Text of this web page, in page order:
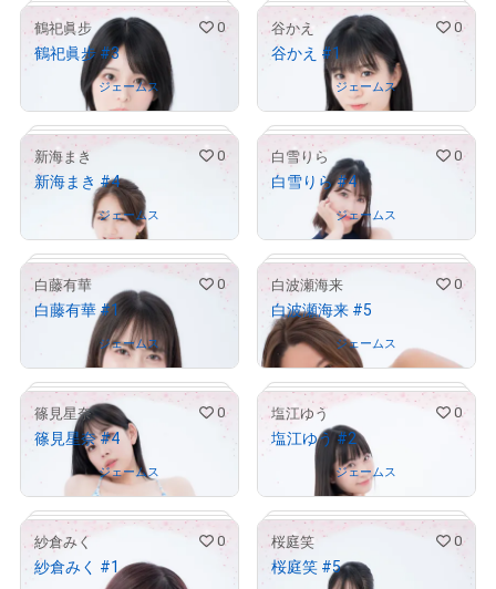
# 998/1000 # 532/1000
# 301/1000
鶴祀眞步 0
鶴祀眞步 #3
Owned by ジェームス
谷かえ 0
谷かえ #1
Owned by ジェームス
新海まき 0
新海まき #4
Owned byジェームス
白雪りら 0
白雪りら #4
Owned byジェームス
# 243/1000
白藤有華 0
白藤有華 #1
Owned by ジェームス
白波瀬海来 0
白波瀬海来 #5
Owned by ジェームス
篠見星奈 0
篠見星奈 #4
Owned byジェームス
塩江ゆう 0
塩江ゆう #2
Owned by ジェームス
紗倉みく 0
紗倉みく #1
桜庭笑 0
桜庭笑 #5